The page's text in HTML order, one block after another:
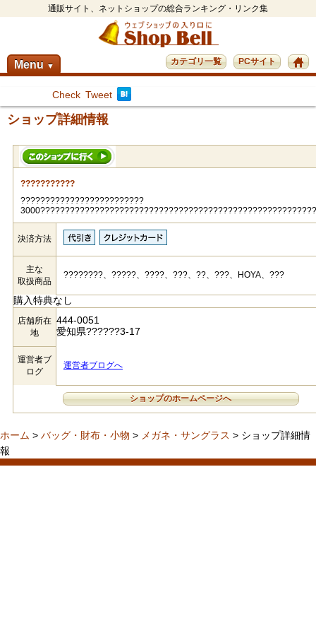
通販サイト、ネットショップの総合ランキング・リンク集
Menu ▼ PCサイト
カテゴリ一覧
Check Tweet
ショップ詳細情報
???????????
?????????????????????????
決済方法
主な
取扱商品
????????、?????、????、???、??、???、HOYA、???
購入特典なし
店舗所在
地
444-0051
愛知県??????3-17
運営者ブ
ログ
運営者ブログへ
ショップのホームページへ
ホーム > バッグ・財布・小物 > メガネ・サングラス > ショップ詳細情
報